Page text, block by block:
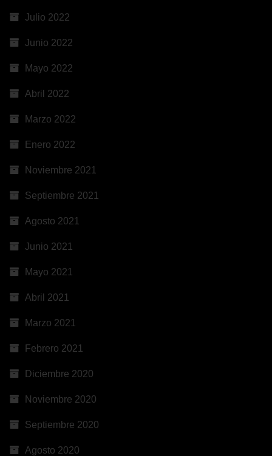
Julio 2022
Junio 2022
Mayo 2022
Abril 2022
Marzo 2022
Enero 2022
Noviembre 2021
Septiembre 2021
Agosto 2021
Junio 2021
Mayo 2021
Abril 2021
Marzo 2021
Febrero 2021
Diciembre 2020
Noviembre 2020
Septiembre 2020
Agosto 2020